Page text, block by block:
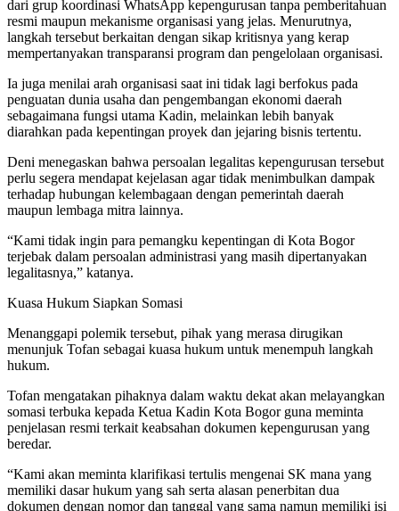
dari grup koordinasi WhatsApp kepengurusan tanpa pemberitahuan
resmi maupun mekanisme organisasi yang jelas. Menurutnya,
langkah tersebut berkaitan dengan sikap kritisnya yang kerap
mempertanyakan transparansi program dan pengelolaan organisasi.
Ia juga menilai arah organisasi saat ini tidak lagi berfokus pada
penguatan dunia usaha dan pengembangan ekonomi daerah
sebagaimana fungsi utama Kadin, melainkan lebih banyak
diarahkan pada kepentingan proyek dan jejaring bisnis tertentu.
Deni menegaskan bahwa persoalan legalitas kepengurusan tersebut
perlu segera mendapat kejelasan agar tidak menimbulkan dampak
terhadap hubungan kelembagaan dengan pemerintah daerah
maupun lembaga mitra lainnya.
“Kami tidak ingin para pemangku kepentingan di Kota Bogor
terjebak dalam persoalan administrasi yang masih dipertanyakan
legalitasnya,” katanya.
Kuasa Hukum Siapkan Somasi
Menanggapi polemik tersebut, pihak yang merasa dirugikan
menunjuk Tofan sebagai kuasa hukum untuk menempuh langkah
hukum.
Tofan mengatakan pihaknya dalam waktu dekat akan melayangkan
somasi terbuka kepada Ketua Kadin Kota Bogor guna meminta
penjelasan resmi terkait keabsahan dokumen kepengurusan yang
beredar.
“Kami akan meminta klarifikasi tertulis mengenai SK mana yang
memiliki dasar hukum yang sah serta alasan penerbitan dua
dokumen dengan nomor dan tanggal yang sama namun memiliki isi